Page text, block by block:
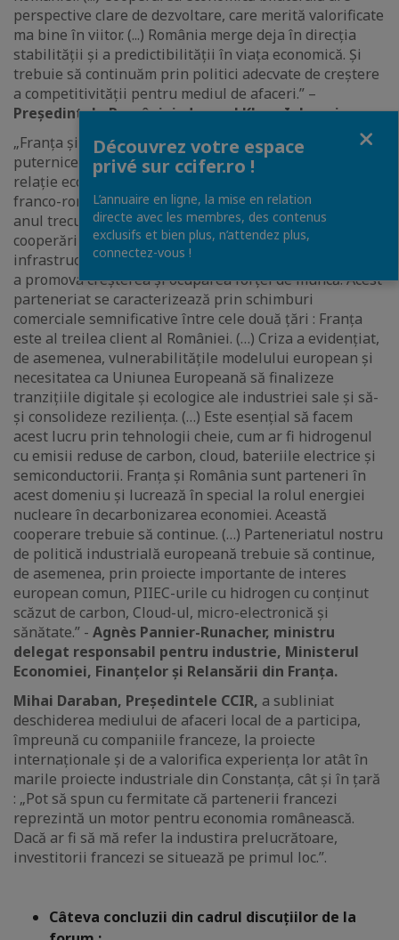
perspective clare de dezvoltare, care merită valorificate
ma bine în viitor. (...) România merge deja în direcția
stabilității și a predictibilității în viața economică. Și
trebuie să continuăm prin politici adecvate de creștere
a competitivității pentru mediul de afaceri.” –
Președintele României, domnul Klaus Iohannis.
„Franța și România sunt parteneri de lungă durată, cu
puternice legături istorice și culturale, precum și cu o
relație economică densă. Parteneriatul economic
franco-român a fost actualizat la Paris în octombrie
anul trecut, cu un accent pus pe aprofundarea
cooperării bilaterale în sectoarele viitorului, cum ar fi
infrastructura, energia, inovația și agricultura, pentru
a promova creșterea și ocuparea forței de muncă. Acest
parteneriat se caracterizează prin schimburi
comerciale semnificative între cele două țări : Franța
este al treilea client al României. (…) Criza a evidențiat,
de asemenea, vulnerabilitățile modelului european și
necesitatea ca Uniunea Europeană să finalizeze
tranzițiile digitale și ecologice ale industriei sale și să-
și consolideze reziliența. (…) Este esențial să facem
acest lucru prin tehnologii cheie, cum ar fi hidrogenul
cu emisii reduse de carbon, cloud, bateriile electrice și
semiconductorii. Franța și România sunt parteneri în
acest domeniu și lucrează în special la rolul energiei
nucleare în decarbonizarea economiei. Această
cooperare trebuie să continue. (…) Parteneriatul nostru
de politică industrială europeană trebuie să continue,
de asemenea, prin proiecte importante de interes
european comun, PIIEC-urile cu hidrogen cu conținut
scăzut de carbon, Cloud-ul, micro-electronică și
sănătate.” - Agnès Pannier-Runacher, ministru
delegat responsabil pentru industrie, Ministerul
Economiei, Finanțelor și Relansării din Franța.
Mihai Daraban, Președintele CCIR, a subliniat
deschiderea mediului de afaceri local de a participa,
împreună cu companiile franceze, la proiecte
internaționale și de a valorifica experiența lor atât în
marile proiecte industriale din Constanța, cât și în țară
: „Pot să spun cu fermitate că partenerii francezi
reprezintă un motor pentru economia românească.
Dacă ar fi să mă refer la industira prelucrătoare,
investitorii francezi se situează pe primul loc.”.
Câteva concluzii din cadrul discuțiilor de la
Découvrez votre espace
privé sur ccifer.ro !
L’annuaire en ligne, la mise en relation
directe avec les membres, des contenus
exclusifs et bien plus, n’attendez plus,
connectez-vous !